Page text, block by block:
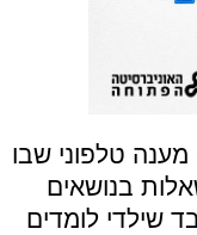
מענה טלפוני שבו
בנושאים
שילדי לומדים